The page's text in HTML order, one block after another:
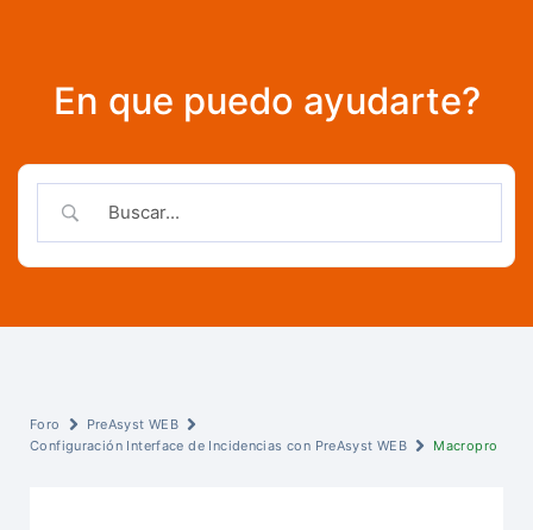
En que puedo ayudarte?
Foro
PreAsyst WEB
Configuración Interface de Incidencias con PreAsyst WEB
Macropro